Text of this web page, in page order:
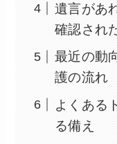
遺言があ
確認され
最近の動
護の流れ
よくある
る備え